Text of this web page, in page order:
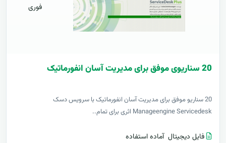
فوری
20 سناریوی موفق برای مدیریت آسان انفورماتیک
20 سناریو موفق برای مدیریت آسان انفورماتیک با سرویس دسک
Manageengine Servicedesk اثری برای تمام..
فایل دیجیتال آماده استفاده